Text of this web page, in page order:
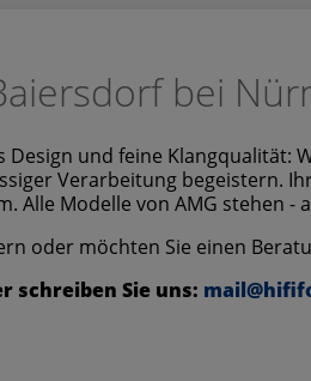
bei
und feine Klangqualität:
Verarbeitung begeistern.
Alle Modelle von AMG stehen
oder möchten Sie einen
schreiben Sie uns: